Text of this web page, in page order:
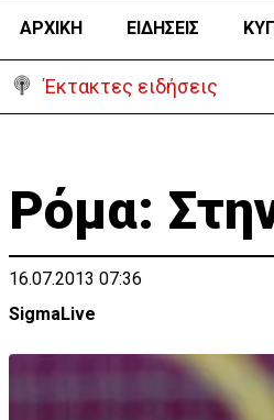
ΑΡΧΙΚΗ ΕΙΔΗΣΕΙΣ
Έκτακτες ειδήσεις
Ρόμα:
16.07.2013 07:36
SigmaLive